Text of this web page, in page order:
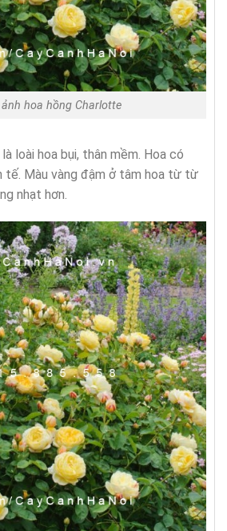
hoa hồng Charlotte
loài hoa bụi, thân mềm. Hoa có
tế. Màu vàng đậm ở tâm hoa từ từ
nhạt hơn.